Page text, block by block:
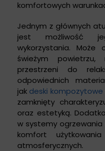
komfortowych
Jednym z głównych
jest możliwość
wykorzystania.
świeżym
przestrzeni do
odpowiednich
jak deski kompozytowe
zamknięty
oraz estetyką.
w systemy ogrzewania
komfort
atmosferycznych.